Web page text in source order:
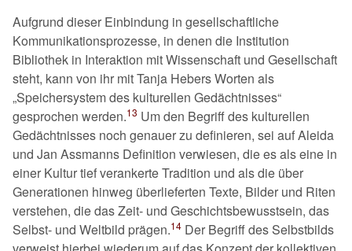
Aufgrund dieser Einbindung in gesellschaftliche
Kommunikationsprozesse, in denen die Institution
Bibliothek in Interaktion mit Wissenschaft und Gesellschaft
steht, kann von ihr mit Tanja Hebers Worten als
Speichersystem des kulturellen Gedächtnisses
gesprochen werden.13 Um den Begriff des kulturellen
Gedächtnisses noch genauer zu definieren, sei auf Aleida
und Jan Assmanns Definition verwiesen, die es als eine in
einer Kultur tief verankerte Tradition und als die über
Generationen hinweg überlieferten Texte, Bilder und Riten
verstehen, die das Zeit- und Geschichtsbewusstsein, das
Selbst- und Weltbild prägen.14 Der Begriff des Selbstbilds